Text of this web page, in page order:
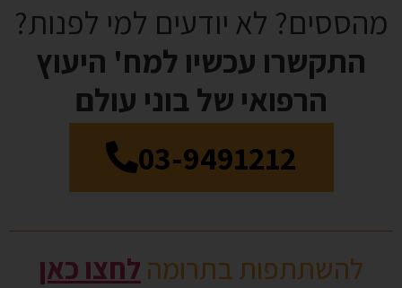
לא יודעים למי לפנות?
התקשרו עכשיו למח' היעוץ
הרפואי של בוני עולם
03-9491212
להשתתפות בתרומהלחצו כאן